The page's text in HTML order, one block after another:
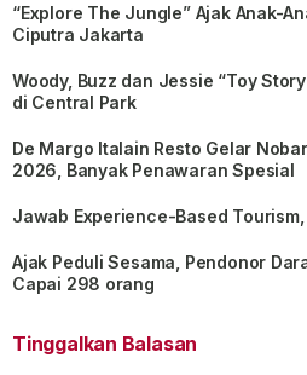
“Explore The Jungle” Ajak Anak-
Ciputra Jakarta
Woody, Buzz dan Jessie “Toy
di Central Park
De Margo Italain Resto Gelar
2026, Banyak Penawaran Spesial
Jawab Experience-Based
Ajak Peduli Sesama, Pendonor
Capai 298 orang
Tinggalkan Balasan